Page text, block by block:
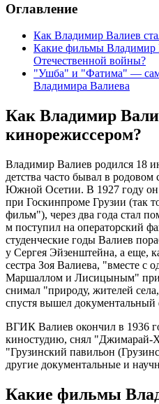
Оглавление
Как Владимир Валиев
Какие фильмы Владимир
Отечественной войны?
"Ушба" и "Фатима" —
Владимира Валиева
Как Владимир
кинорежиссером?
Владимир Валиев родился 18
детства часто бывал в родовом
Южной Осетии. В 1927 году он
при Госкинпроме Грузии (так
фильм"), через два года стал
м поступил на операторский
студенческие годы Валиев
у Сергея Эйзенштейна, а еще,
сестра Зоя Валиева, "вместе с
Маршаллом и Лисицыным"
снимал "природу, жителей
спустя вышел
ВГИК Валиев окончил в 1936
киностудию, снял "Джимарай-
"Грузинский павильон
другие документальные и
Какие фильмы